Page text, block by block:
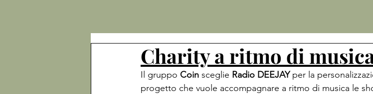
Charity a ritmo di
Il gruppo Coin sceglie Radio DEEJAY per la
progetto che vuole accompagnare a ritmo di musica le